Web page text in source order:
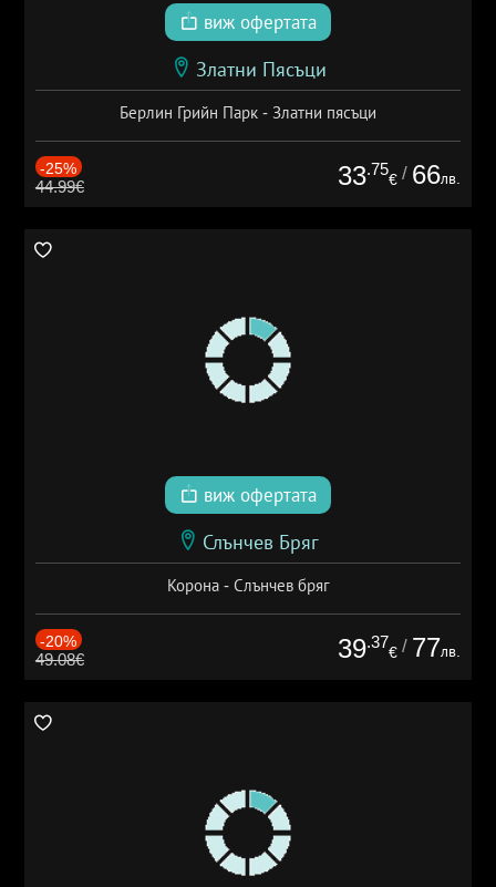
виж офертата
Златни Пясъци
Берлин Грийн Парк - Златни пясъци
-25%
44.99€ 33.75
€ / 66лв.
виж офертата
Слънчев Бряг
Корона - Слънчев бряг
-20%
49.08€ 39.37
€ / 77лв.